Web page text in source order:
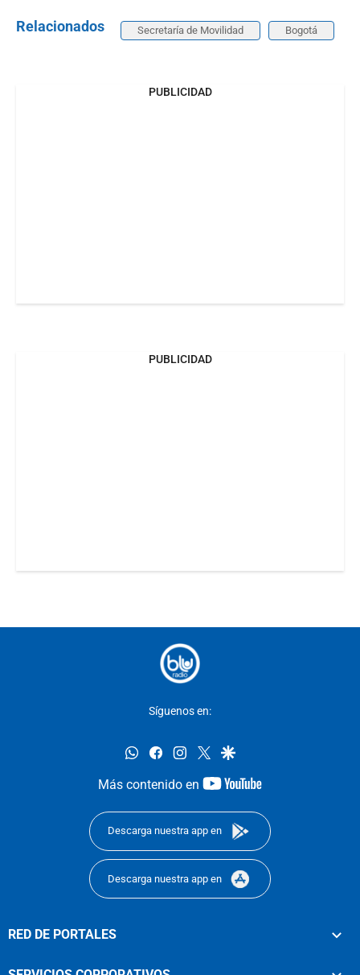
Relacionados Secretaría de Movilidad Bogotá
PUBLICIDAD
PUBLICIDAD
Síguenos en:
whatsappfacebookinstagram
twittergoogle
Más contenido en
youtube-
Descarga nuestra app en
Descarga nuestra app en
RED DE PORTALES